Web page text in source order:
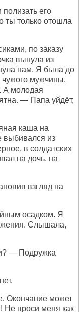
его
ты только отошла
по заказу
вынула из
нам. Я была до
чужого мужчины,
А молодая
— Папа уйдёт,
каша на
выбивался из
в солдатских
на дочь, на
взгляд на
осадком. Я
Слышала,
— Подружка
Окончание может
Не проси меня как